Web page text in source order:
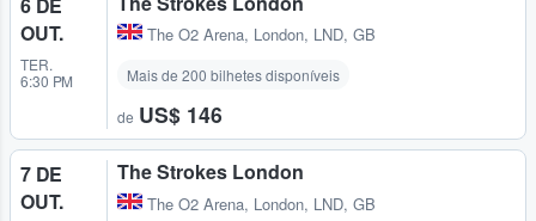
6 DE
OUT.
TER.
6:30 PM
The O2 Arena, London, LND, GB
Mais de 200 bilhetes disponíveis
de US$ 146
7 DE
OUT.
The Strokes London
The O2 Arena, London, LND, GB